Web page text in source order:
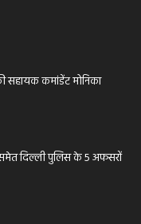
कमांडेंट मोनिका
दिल्ली पुलिस के 5 अफसरों